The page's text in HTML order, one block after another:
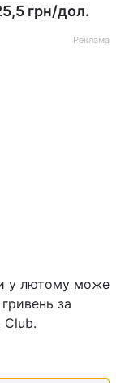
грн/дол.
Реклама
у лютому може
за
Club.